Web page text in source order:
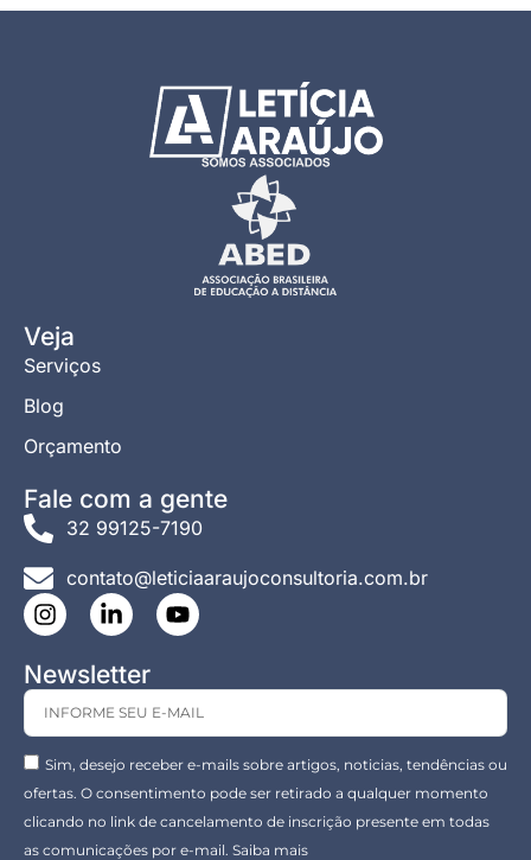
Veja
Serviços
Blog
Orçamento
Fale com a gente
32 99125-7190
contato@leticiaaraujoconsultoria.com.br
Newsletter
Sim, desejo receber e-mails sobre artigos, noticias, tendências ou
ofertas. O consentimento pode ser retirado a qualquer momento
clicando no link de cancelamento de inscrição presente em todas
as comunicações por e-mail. Saiba mais